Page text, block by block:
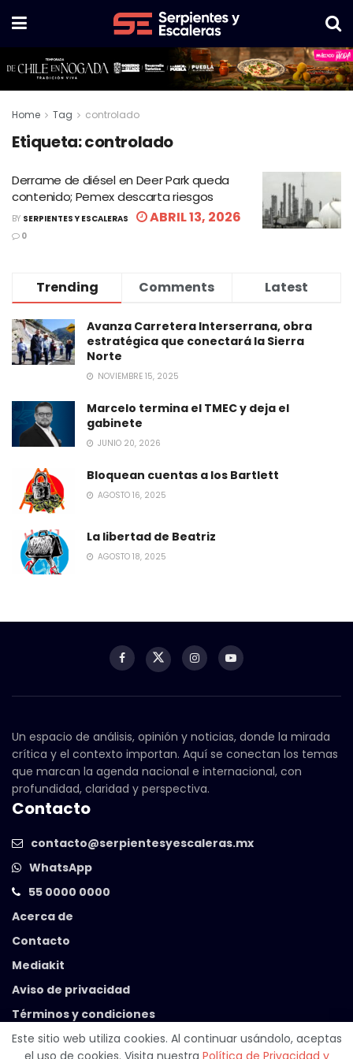
Home Tag controlado
Etiqueta:controlado
Derrame de diésel en Deer Park queda
contenido; Pemex descarta riesgos
BY SERPIENTES Y ESCALERAS ABRIL 13, 2026
0
Trending Comments Latest
Avanza Carretera Interserrana, obra
estratégica que conectará la Sierra
Norte
NOVIEMBRE 15, 2025
Marcelo termina el TMEC y deja el
gabinete
JUNIO 20, 2026
Bloquean cuentas a los Bartlett
AGOSTO 16, 2025
La libertad de Beatriz
AGOSTO 18, 2025
Un espacio de análisis, opinión y noticias, donde la mirada
crítica y el contexto importan. Aquí se conectan los temas
que marcan la agenda nacional e internacional, con
profundidad, claridad y perspectiva.
Contacto
contacto@serpientesyescaleras.mx
WhatsApp
55 0000 0000
Acerca de
Contacto
Mediakit
Aviso de privacidad
Términos y condiciones
Este sitio web utiliza cookies. Al continuar usándolo, aceptas
el uso de cookies. Visita nuestra Política de Privacidad y